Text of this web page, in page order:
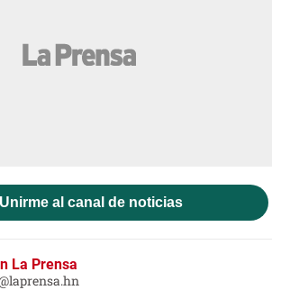
Unirme al canal de noticias
La Prensa